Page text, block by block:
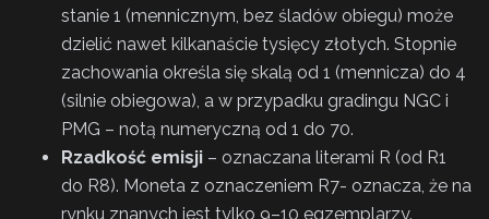
stanie 1 (mennicznym, bez śladów obiegu) może
dzielić nawet kilkanaście tysięcy złotych. Stopnie
zachowania określa się skalą od 1 (mennicza) do 4
(silnie obiegowa), a w przypadku gradingu NGC i
PMG – notą numeryczną od 1 do 70.
Rzadkość emisji – oznaczana literami R (od R1
do R8). Moneta z oznaczeniem R7- oznacza, że na
rynku znanych jest tylko 9–10 egzemplarzy.